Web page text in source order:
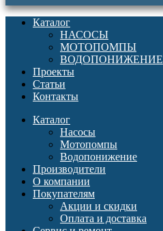
Каталог
НАСОСЫ
МОТОПОМПЫ
ВОДОПОНИЖЕНИЕ
Проекты
Статьи
Контакты
Каталог
Насосы
Мотопомпы
Водопонижение
Производители
О компании
Покупателям
Акции и скидки
Оплата и доставка